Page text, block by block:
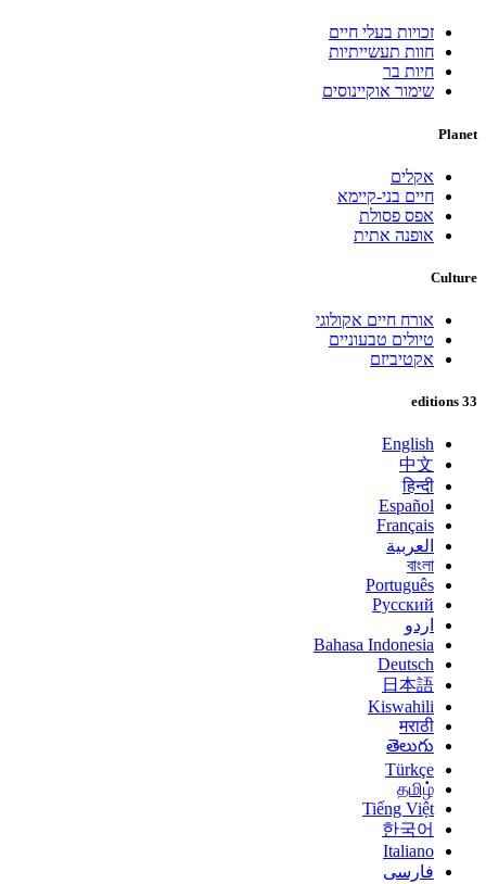
זכויות בעלי חיים
חוות תעשייתיות
חיות בר
שימור אוקיינוסים
Planet
אקלים
חיים בני-קיימא
אפס פסולת
אופנה אתית
Culture
אורח חיים אקולוגי
טיולים טבעוניים
אקטיביזם
33 editions
English
中文
हिन्दी
Español
Français
العربية
বাংলা
Português
Русский
اردو
Bahasa Indonesia
Deutsch
日本語
Kiswahili
मराठी
తెలుగు
Türkçe
தமிழ்
Tiếng Việt
한국어
Italiano
فارسی